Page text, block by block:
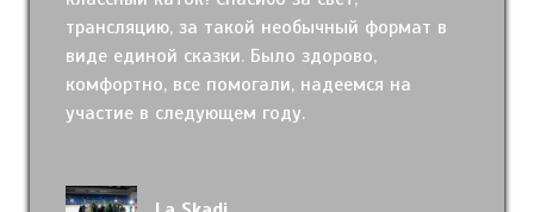
трансляцию, за такой необычный формат в
виде единой сказки. Было здорово,
комфортно, все помогали, надеемся на
участие в следующем году.